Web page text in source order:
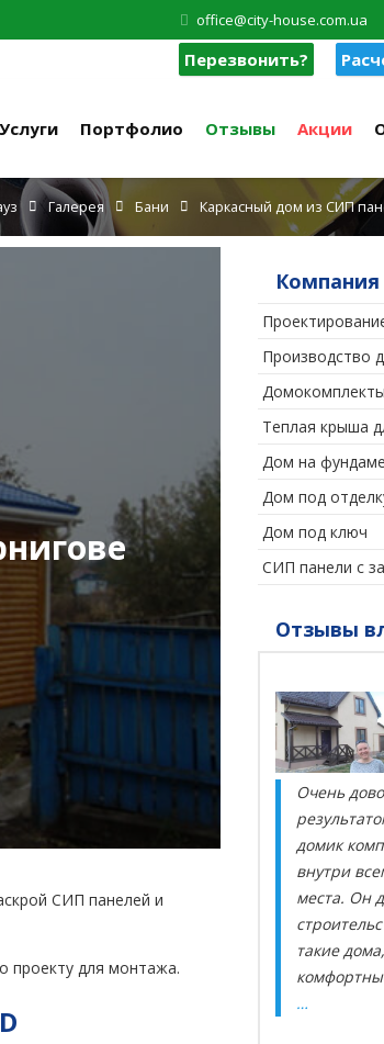
office@city-house.com.ua
Перезвонить?
Услуги Портфолио Отзывы Акции
Галерея Бани Каркасный дом из СИП
СИП панелей и
проекту для монтажа.
Производство
Домокомплекты
Теплая крыша
Дом на
Дом под
Дом под ключ
СИП панели с
Отзывы
Юрій
будинку
Задоволений
результатом. В будинку
вже проживаємо. Зимою
бачу нагальної потреби
Очень
домик
внутри
места. Он
такие
…